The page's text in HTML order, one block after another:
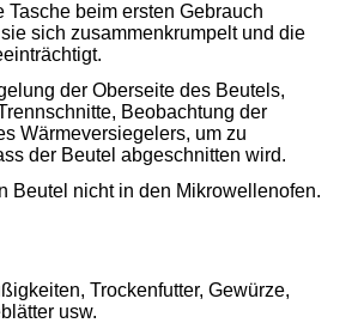
Tasche beim ersten Gebrauch
sich zusammenkrumpelt und die
der Oberseite des Beutels,
Beobachtung der
Wärmeversiegelers, um zu
der Beutel abgeschnitten wird.
Beutel nicht in den Mikrowellenofen.
Trockenfutter, Gewürze,
usw.